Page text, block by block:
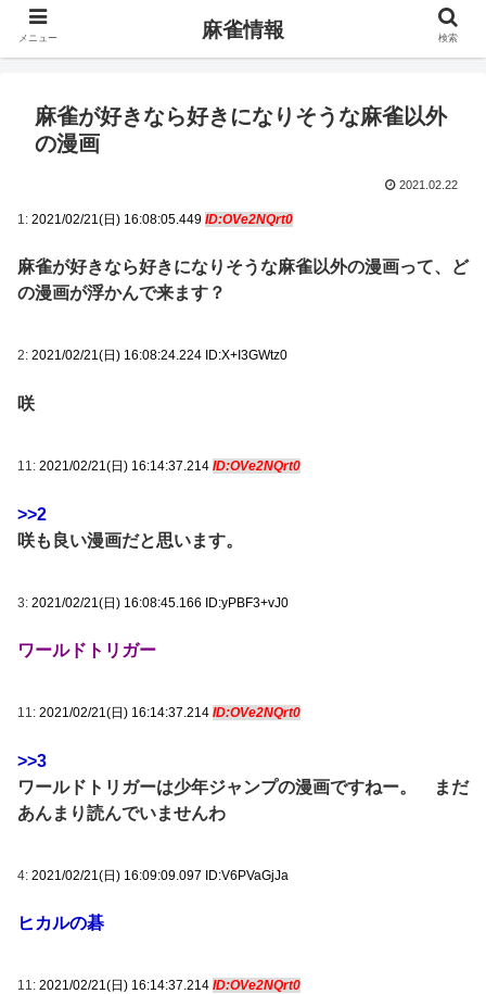
麻雀が好きなら好きになりそうな麻雀以外
の漫画
2021.02.22
1: 2021/02/21(日) 16:08:05.449 ID:OVe2NQrt0
麻雀が好きなら好きになりそうな麻雀以外の漫画って、ど
の漫画が浮かんで来ます？
2: 2021/02/21(日) 16:08:24.224 ID:X+I3GWtz0
咲
11: 2021/02/21(日) 16:14:37.214 ID:OVe2NQrt0
>>2
咲も良い漫画だと思います。
3: 2021/02/21(日) 16:08:45.166 ID:yPBF3+vJ0
ワールドトリガー
11: 2021/02/21(日) 16:14:37.214 ID:OVe2NQrt0
>>3
ワールドトリガーは少年ジャンプの漫画ですねー。 まだ
あんまり読んでいませんわ
4: 2021/02/21(日) 16:09:09.097 ID:V6PVaGjJa
ヒカルの碁
11: 2021/02/21(日) 16:14:37.214 ID:OVe2NQrt0
メニュー 麻雀情報 検索